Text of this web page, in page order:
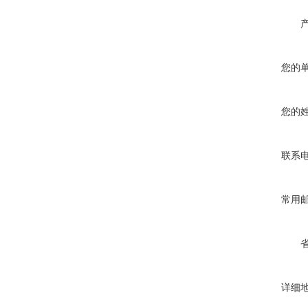
您的
您的
联系
常用
详细